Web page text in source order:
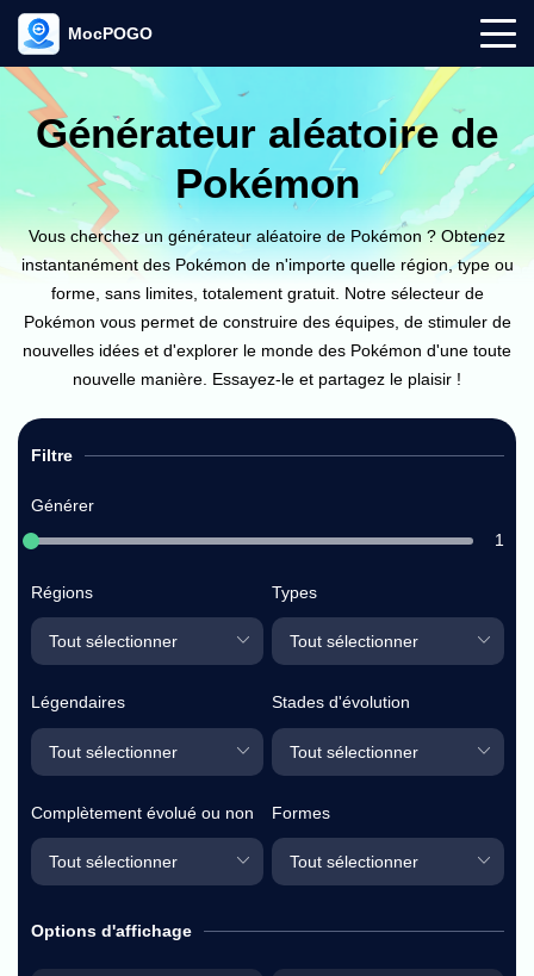
MocPOGO
Générateur aléatoire de
Pokémon
Vous cherchez un générateur aléatoire de Pokémon ? Obtenez
instantanément des Pokémon de n'importe quelle région, type ou
forme, sans limites, totalement gratuit. Notre sélecteur de
Pokémon vous permet de construire des équipes, de stimuler de
nouvelles idées et d'explorer le monde des Pokémon d'une toute
nouvelle manière. Essayez-le et partagez le plaisir !
Filtre
Générer
1
Régions Types
Légendaires Stades d'évolution
Complètement évolué ou non Formes
Options d'affichage